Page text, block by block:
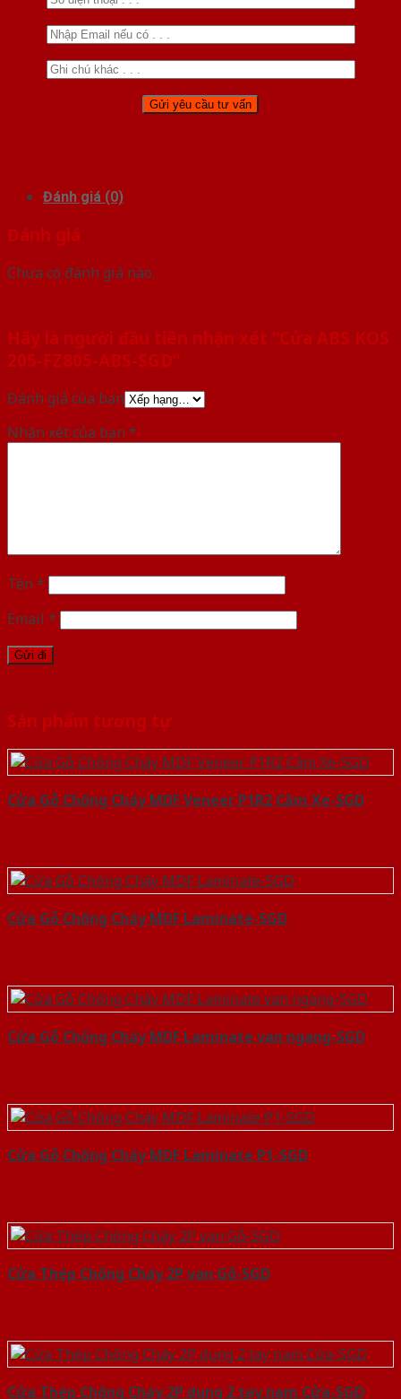
Đánh giá (0)
Đánh giá
Chưa có đánh giá nào.
Hãy là người đầu tiên nhận xét “Cửa ABS KOS
205-FZ805-ABS-SGD”
Đánh giá của bạn
Nhận xét của bạn *
Tên *
Email *
Sản phẩm tương tự
Cửa Gỗ Chống Cháy MDF Veneer P1R2 Căm Xe-SGD
Cửa Gỗ Chống Cháy MDF Laminate-SGD
Cửa Gỗ Chống Cháy MDF Laminate van ngang-SGD
Cửa Gỗ Chống Cháy MDF Laminate P1-SGD
Cửa Thép Chống Cháy 2P van Gỗ-SGD
Cửa Thép Chống Cháy 2P dung 2 tay nam Cửa-SGD